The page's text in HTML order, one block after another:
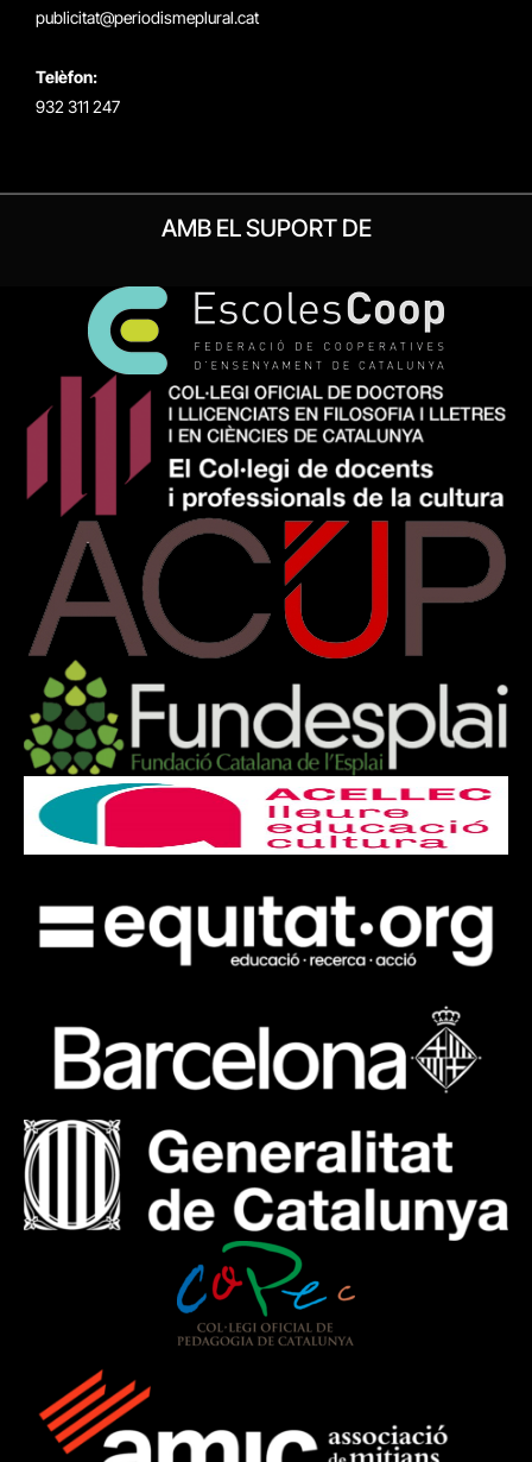
publicitat@periodismeplural.cat
Telèfon:
932 311 247
AMB EL SUPORT DE